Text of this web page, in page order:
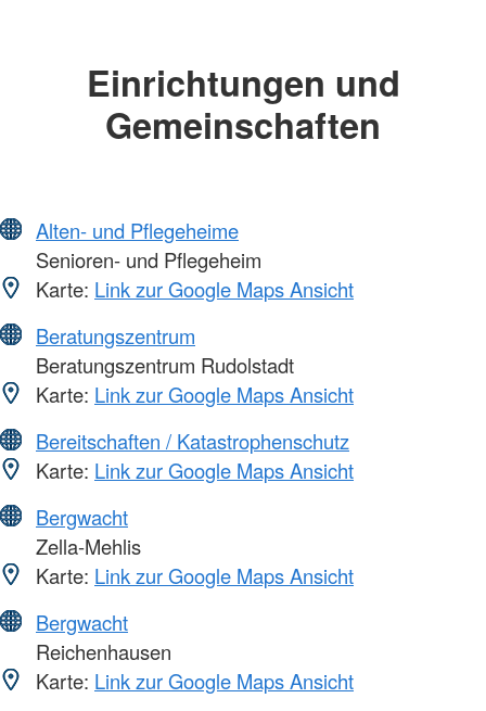
Einrichtungen und
Gemeinschaften
Alten- und Pflegeheime
Senioren- und Pflegeheim
Karte: Link zur Google Maps Ansicht
Beratungszentrum
Beratungszentrum Rudolstadt
Karte: Link zur Google Maps Ansicht
Bereitschaften / Katastrophenschutz
Karte: Link zur Google Maps Ansicht
Bergwacht
Zella-Mehlis
Karte: Link zur Google Maps Ansicht
Bergwacht
Reichenhausen
Karte: Link zur Google Maps Ansicht